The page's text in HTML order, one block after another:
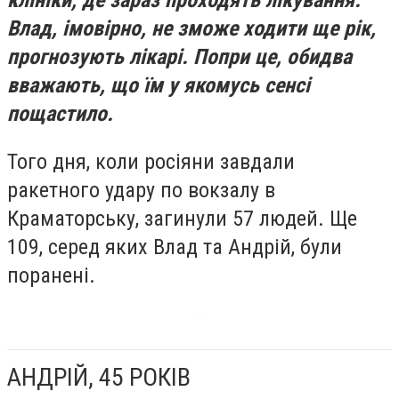
Влад, імовірно, не зможе ходити ще рік,
прогнозують лікарі. Попри це, обидва
вважають, що їм у якомусь сенсі
пощастило.
Того дня, коли росіяни завдали
ракетного удару по вокзалу в
Краматорську, загинули 57 людей. Ще
109, серед яких Влад та Андрій, були
поранені.
АНДРІЙ, 45 РОКІВ